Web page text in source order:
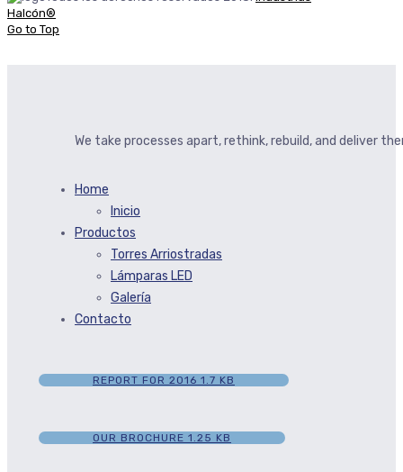
Halcón®
Go to Top
We take processes apart, rethink, rebuild, and deliver
Home
Inicio
Productos
Torres Arriostradas
Lámparas LED
Galería
Contacto
REPORT FOR 2016 1.7 KB
OUR BROCHURE 1.25 KB